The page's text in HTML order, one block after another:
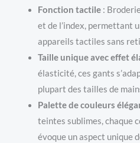
Fonction tactile:
et de l’index, permettant
appareils tactiles sans
Taille unique avec effet
élasticité, ces gants
plupart des tailles de
Palette de couleurs
teintes sublimes, chaque
évoque un aspect unique